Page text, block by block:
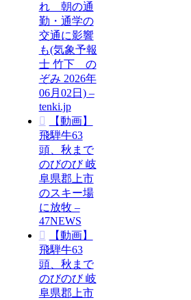
れ 朝の通
勤・通学の
交通に影響
も(気象予報
士 竹下 の
ぞみ 2026年
06月02日) –
tenki.jp
【動画】
飛騨牛63
頭、秋まで
のびのび 岐
阜県郡上市
のスキー場
に放牧 –
47NEWS
【動画】
飛騨牛63
頭、秋まで
のびのび 岐
阜県郡上市